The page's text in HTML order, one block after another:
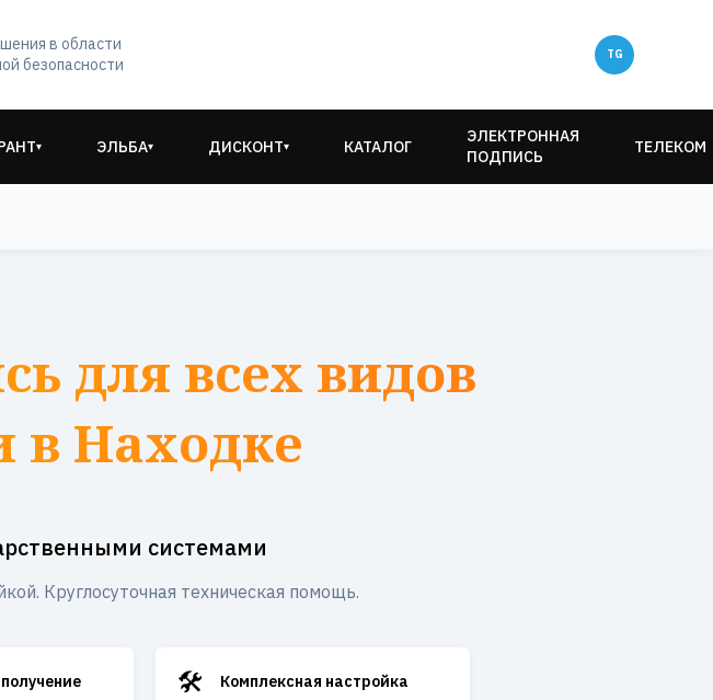
в области
безопасности
▾ ЭЛЬБА▾ ДИСКОНТ▾ КАТАЛОГ
ЭЛЕКТРОННАЯ
ПОДПИСЬ
ТЕЛЕКОМ
для всех видов
в Находке
системами
Круглосуточная техническая помощь.
🛠️ Комплексная настройка